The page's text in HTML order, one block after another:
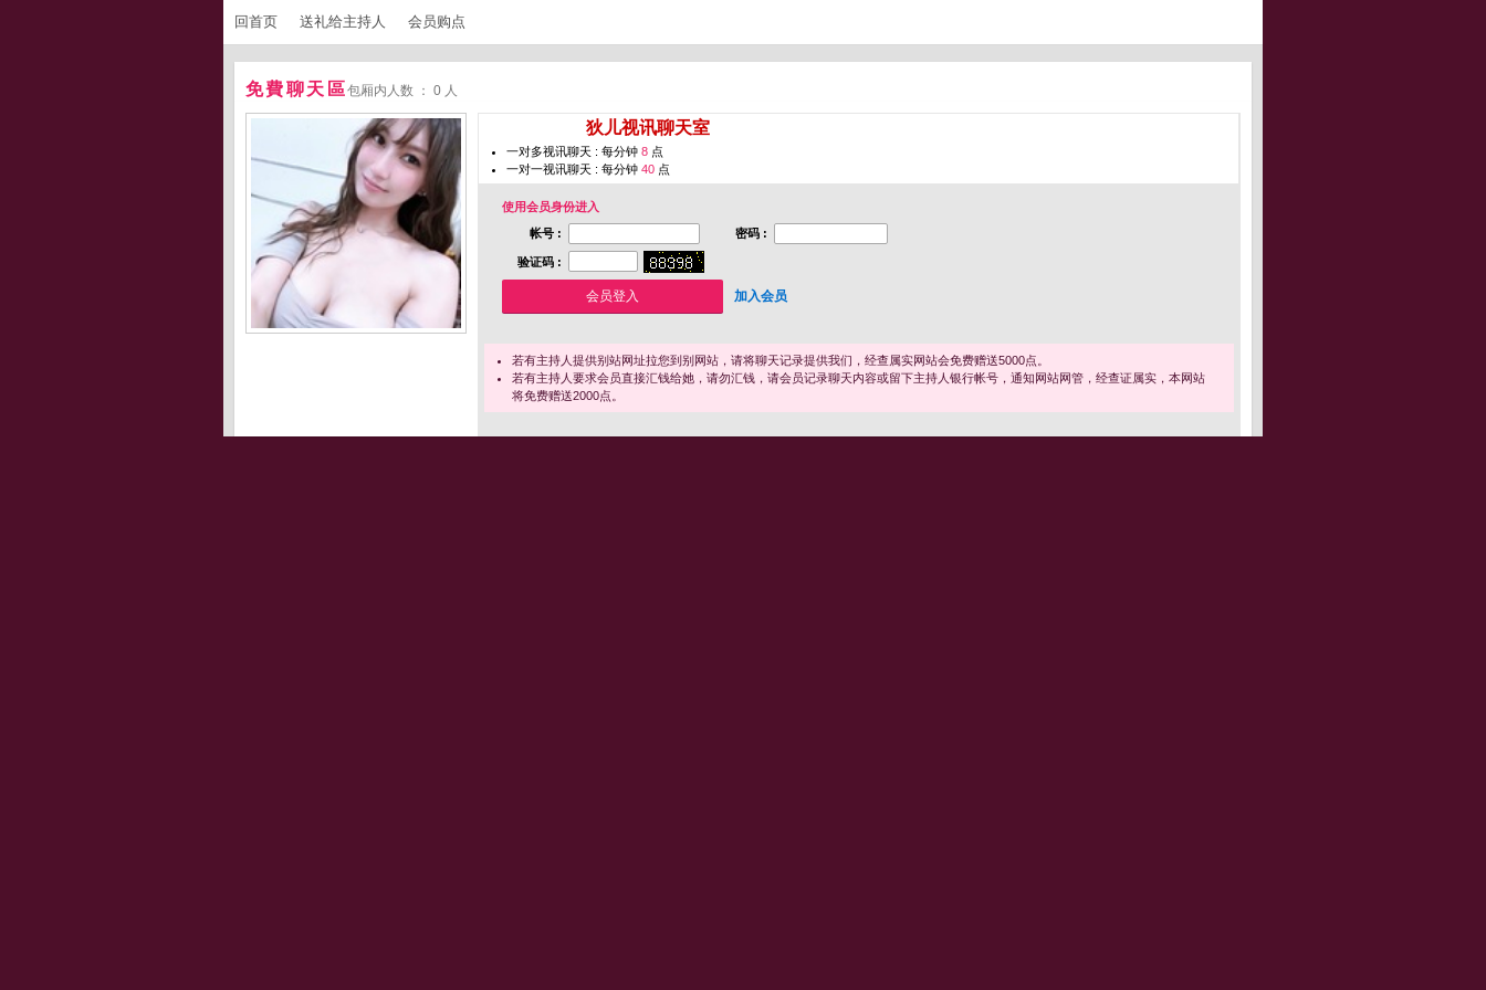
回首页 送礼给主持人 会员购点
免費聊天區包厢内人数 ： 0 人
狄儿视讯聊天室
一对多视讯聊天 : 每分钟 8 点
一对一视讯聊天 : 每分钟 40 点
使用会员身份进入
帐号 :
密码 :
验证码 :
加入会员
若有主持人提供别站网址拉您到别网站，请将聊天记录提供我们，经查属实网站会免费赠送5000点。
若有主持人要求会员直接汇钱给她，请勿汇钱，请会员记录聊天内容或留下主持人银行帐号，通知网站网管，经查证属实，本网站
将免费赠送2000点。